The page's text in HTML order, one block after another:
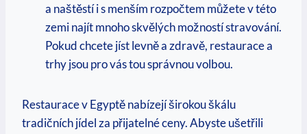
a naštěstí i⁣ s menším rozpočtem můžete v této
zemi najít ​mnoho skvělých možností stravování.
Pokud chcete⁢ jíst levně a ⁢zdravě, restaurace a‌
trhy jsou pro vás ⁣tou správnou ​volbou.
Restaurace​ v Egyptě ⁣nabízejí širokou škálu‍
tradičních jídel za přijatelné ceny. Abyste ušetřili